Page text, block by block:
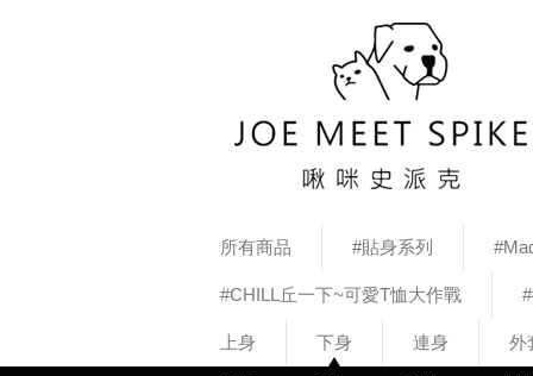
所有商品 #貼身系列
#CHILL丘一下~可愛T恤大作戰
上身 下身 連身 外